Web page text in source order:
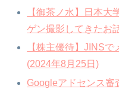
【御茶ノ水】日本大
ゲン撮影してきたお
【株主優待】JINS
(2024年8月25日)
Googleアドセンス審